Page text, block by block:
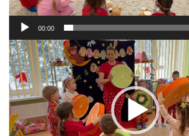
00:00
Video
atskaņotājs